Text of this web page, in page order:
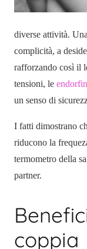
diverse attività.
complicità, a
rafforzando così il
tensioni, le
un senso di
I fatti dimostrano
riducono la
termometro della
partner.
coppia